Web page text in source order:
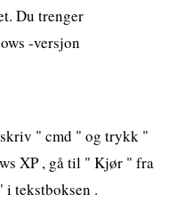
Du trenger
-versjon
" cmd " og trykk "
XP , gå til " Kjør " fra
i tekstboksen .